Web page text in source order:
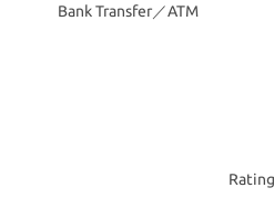
Bank Transfer／ATM